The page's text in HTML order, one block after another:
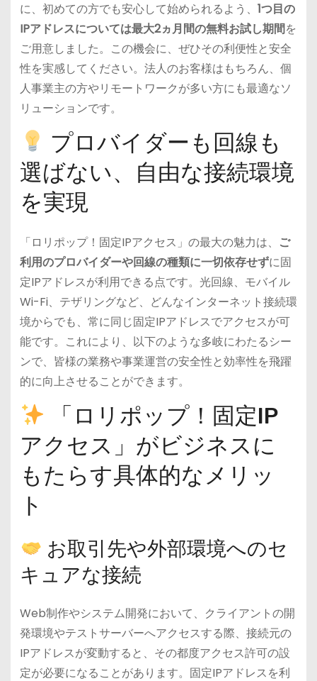
に、初めての方でも安心して始められるよう、 1つ目の
IPアドレスについては最大2ヵ月間の無料お試し期間を
ご用意しました。この機会に、ぜひその利便性と安全
性を実感してください。法人のお客様はもちろん、個
人事業主の方やリモートワークが多い方にも最適なソ
リューションです。
プロバイダーも回線も
選ばない、自由な接続環境
を実現
「ロリポップ！固定IPアクセス」の最大の魅力は、 ご
利用のプロバイダーや回線の種類に一切依存せずに固
定IPアドレスが利用できる点です。光回線、モバイル
Wi-Fi、テザリングなど、どんなインターネット接続環
境からでも、常に同じ固定IPアドレスでアクセスが可
能です。これにより、以下のような多岐にわたるシー
ンで、皆様の業務や事業運営の安全性と効率性を飛躍
的に向上させることができます。
「ロリポップ！固定IP
アクセス」がビジネスに
もたらす具体的なメリッ
ト
お取引先や外部環境へのセ
キュアな接続
Web制作やシステム開発において、クライアントの開
発環境やテストサーバーへアクセスする際、接続元の
IPアドレスが変動すると、その都度アクセス許可の設
定が必要になることがあります。固定IPアドレスを利